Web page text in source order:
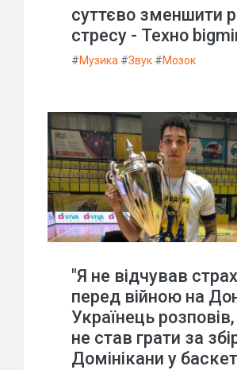
суттєво зменшити
стресу - Техно
#Музика #Звук #Мозок
"Я не відчував
перед війною на
Українець
не став грати за
Домінікани у